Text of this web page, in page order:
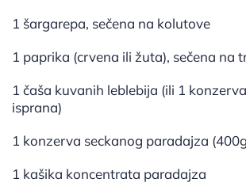
1 šargarepa, sečena na kolutove
1 paprika (crvena ili žuta), sečena na
1 čaša kuvanih leblebija (ili 1
isprana)
1 konzerva seckanog paradajza
1 kašika koncentrata paradajza